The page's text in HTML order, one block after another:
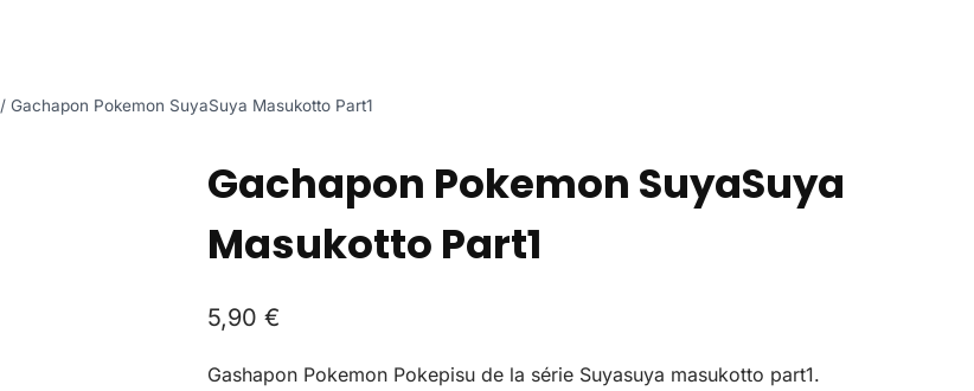
/ Gachapon Pokemon SuyaSuya Masukotto Part1
Gachapon Pokemon SuyaSuya
Masukotto Part1
5,90 €
Gashapon Pokemon Pokepisu de la série Suyasuya masukotto part1.